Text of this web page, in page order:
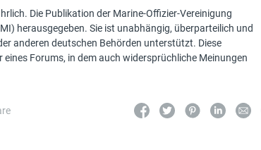
Die Publikation der Marine-Offizier-Vereinigung
herausgegeben. Sie ist unabhängig, überparteilich und
anderen deutschen Behörden unterstützt. Diese
Forums, in dem auch widersprüchliche Meinungen